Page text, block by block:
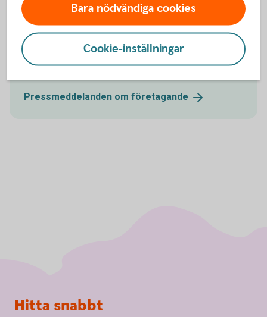
Pressmeddelanden
Läs våra analyser om hur omvärlden på olika sätt
påverkar företag och företagare samt våra
konjunkturundersökningar bland svenska företag.
Pressmeddelanden om företagande
Bara nödvändiga cookies
Cookie-inställningar
Sidfot
Hitta snabbt